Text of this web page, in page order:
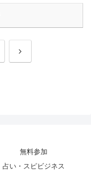
次
無料参加
占い・スピビジネス